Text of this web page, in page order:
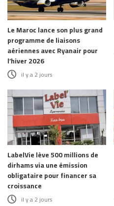
Le Maroc lance son plus grand
programme de liaisons
aériennes avec Ryanair pour
l’hiver 2026
il y a 2 jours
LabelVie lève 500 millions de
dirhams via une émission
obligataire pour financer sa
croissance
il y a 2 jours